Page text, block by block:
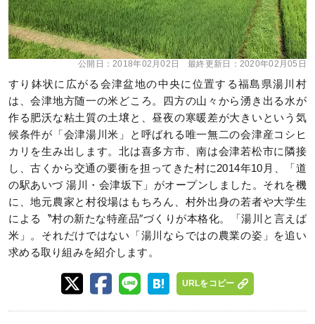
公開日：2018年02月02日 最終更新日： 2020年02月05日
すり鉢状に広がる会津盆地の中央に位置する福島県湯川村
は、会津地方随一の米どころ。四方の山々から湧き出る水が
作る肥沃な粘土質の土壌と、昼夜の寒暖差が大きいという気
候条件が「会津湯川米」と呼ばれる唯一無二の会津産コシヒ
カリを生み出します。北は喜多方市、南は会津若松市に隣接
し、古くから交通の要衝を担ってきた村に2014年10月、「道
の駅あいづ 湯川・会津坂下」がオープンしました。それを機
に、地元農家と村役場はもちろん、村外出身の若者や大学生
による〝村の新たな特産品″づくりが本格化。「湯川と言えば
米」。それだけではない「湯川ならではの農業の姿」を追い
求める取り組みを紹介します。
URLをコピー